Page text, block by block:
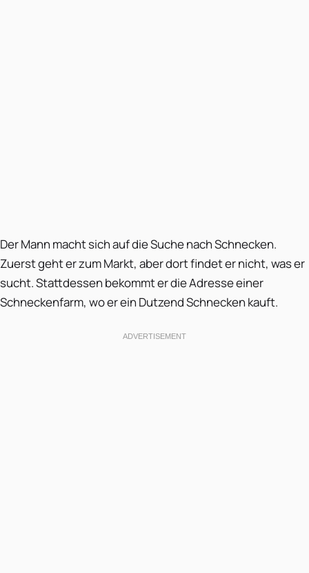
Der Mann macht sich auf die Suche nach Schnecken.
Zuerst geht er zum Markt, aber dort findet er nicht, was er
sucht. Stattdessen bekommt er die Adresse einer
Schneckenfarm, wo er ein Dutzend Schnecken kauft.